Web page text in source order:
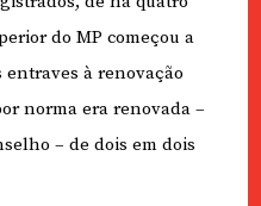
do MP começou a
à renovação
norma era renovada –
– de dois em dois